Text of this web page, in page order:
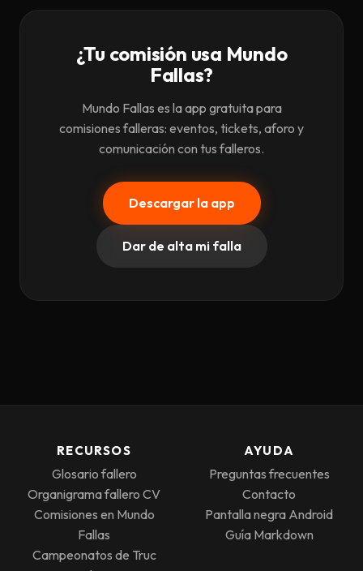
¿Tu comisión usa Mundo
Fallas?
Mundo Fallas es la app gratuita para
comisiones falleras: eventos, tickets, aforo y
comunicación con tus falleros.
Descargar la app
Dar de alta mi falla
RECURSOS
Glosario fallero
Organigrama fallero CV
Comisiones en Mundo
Fallas
Campeonatos de Truc
AYUDA
Preguntas frecuentes
Contacto
Pantalla negra Android
Guía Markdown